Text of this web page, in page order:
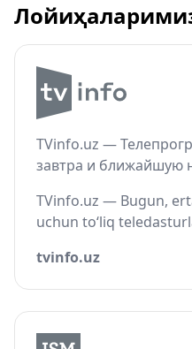
TVinfo.uz —
завтра и ближайшую
TVinfo.uz — Bugun,
uchun to‘liq
tvinfo.uz